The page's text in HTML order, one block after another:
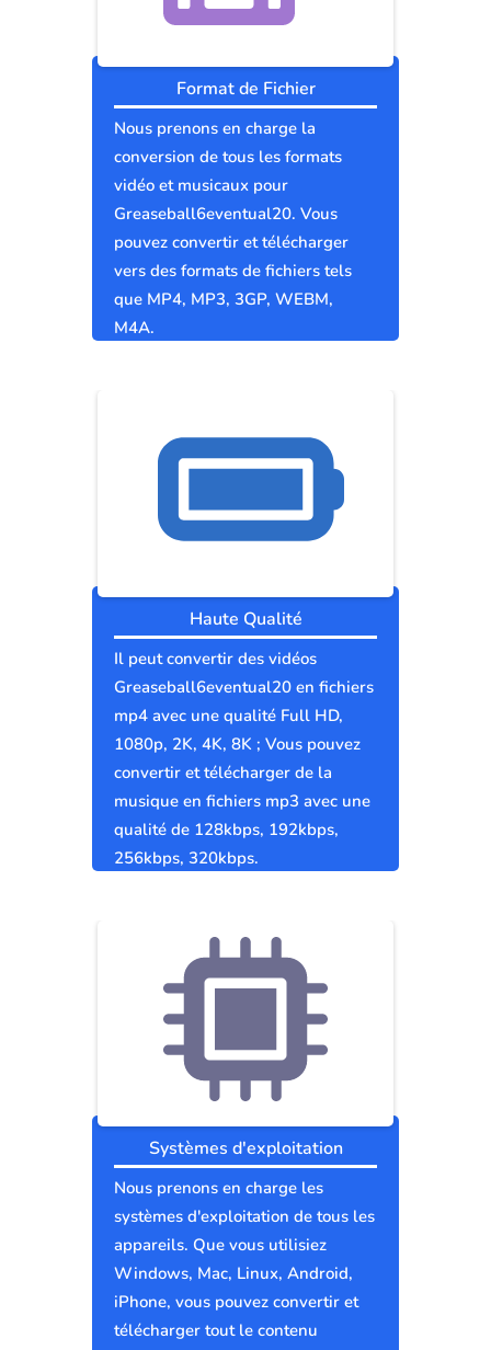
Format de Fichier
Nous prenons en charge la
conversion de tous les formats
vidéo et musicaux pour
Greaseball6eventual20. Vous
pouvez convertir et télécharger
vers des formats de fichiers tels
que MP4, MP3, 3GP, WEBM,
M4A.
Haute Qualité
Il peut convertir des vidéos
Greaseball6eventual20 en fichiers
mp4 avec une qualité Full HD,
1080p, 2K, 4K, 8K ; Vous pouvez
convertir et télécharger de la
musique en fichiers mp3 avec une
qualité de 128kbps, 192kbps,
256kbps, 320kbps.
Systèmes d'exploitation
Nous prenons en charge les
systèmes d'exploitation de tous les
appareils. Que vous utilisiez
Windows, Mac, Linux, Android,
iPhone, vous pouvez convertir et
télécharger tout le contenu